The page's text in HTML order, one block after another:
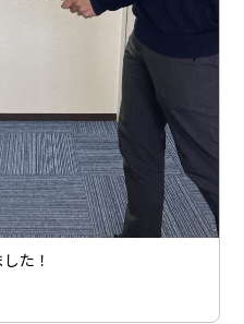
た！